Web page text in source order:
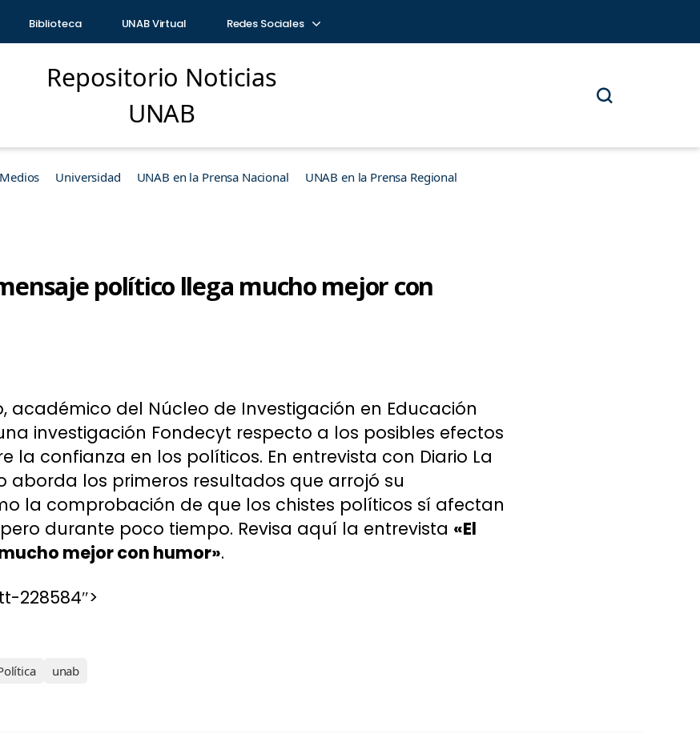
Biblioteca UNAB Virtual Redes Sociales
Repositorio Noticias
UNAB
Universidad UNAB en la Prensa Nacional UNAB en la Prensa Regional
político llega mucho mejor con
académico del Núcleo de Investigación en Educación
investigación Fondecyt respecto a los posibles efectos
la confianza en los políticos. En entrevista con Diario La
aborda los primeros resultados que arrojó su
la comprobación de que los chistes políticos sí afectan
durante poco tiempo. Revisa aquí la entrevista «El
mejor con humor».
228584″>
unab